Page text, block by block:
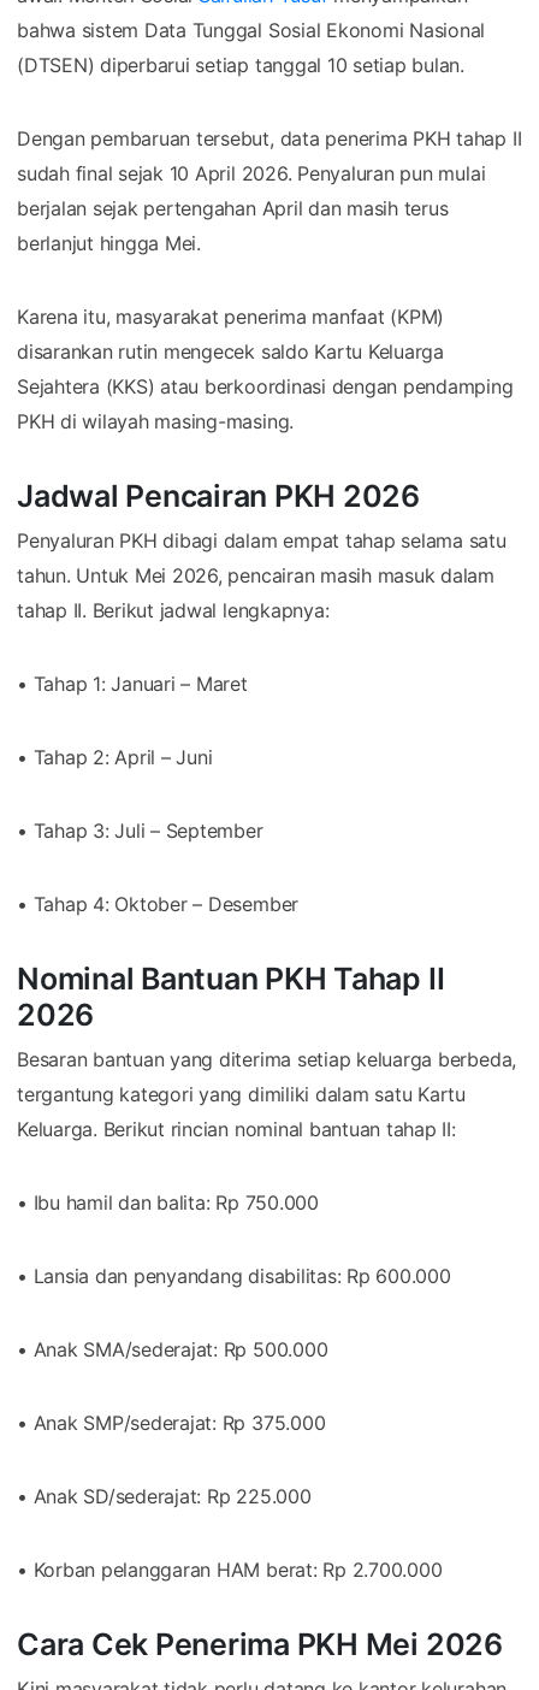
bahwa sistem Data Tunggal Sosial Ekonomi Nasional
(DTSEN) diperbarui setiap tanggal 10 setiap bulan.
Dengan pembaruan tersebut, data penerima PKH tahap II
sudah final sejak 10 April 2026. Penyaluran pun mulai
berjalan sejak pertengahan April dan masih terus
berlanjut hingga Mei.
Karena itu, masyarakat penerima manfaat (KPM)
disarankan rutin mengecek saldo Kartu Keluarga
Sejahtera (KKS) atau berkoordinasi dengan pendamping
PKH di wilayah masing-masing.
Jadwal Pencairan PKH 2026
Penyaluran PKH dibagi dalam empat tahap selama satu
tahun. Untuk Mei 2026, pencairan masih masuk dalam
tahap II. Berikut jadwal lengkapnya:
• Tahap 1: Januari – Maret
• Tahap 2: April – Juni
• Tahap 3: Juli – September
• Tahap 4: Oktober – Desember
Nominal Bantuan PKH Tahap II
2026
Besaran bantuan yang diterima setiap keluarga berbeda,
tergantung kategori yang dimiliki dalam satu Kartu
Keluarga. Berikut rincian nominal bantuan tahap II:
• Ibu hamil dan balita: Rp 750.000
• Lansia dan penyandang disabilitas: Rp 600.000
• Anak SMA/sederajat: Rp 500.000
• Anak SMP/sederajat: Rp 375.000
• Anak SD/sederajat: Rp 225.000
• Korban pelanggaran HAM berat: Rp 2.700.000
Cara Cek Penerima PKH Mei 2026